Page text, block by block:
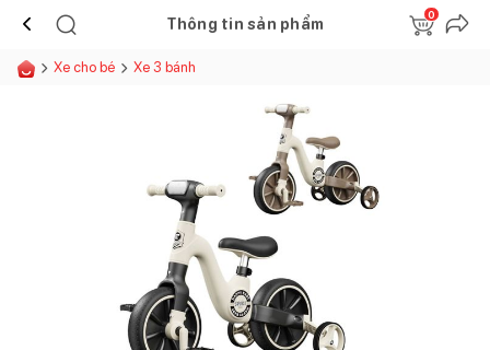
Thông tin sản phẩm
0
Xe cho bé Xe 3 bánh